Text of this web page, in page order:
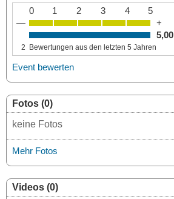
0 1 2 3 4
5
—
+
5,00
2 Bewertungen aus den letzten 5 Jahren
Event bewerten
Fotos (0)
keine Fotos
Mehr Fotos
Videos (0)